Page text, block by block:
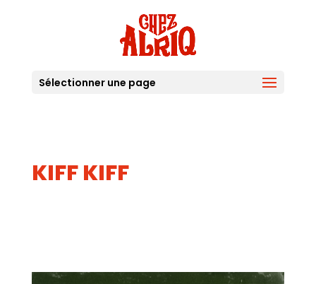
Sélectionner une page
KIFF KIFF